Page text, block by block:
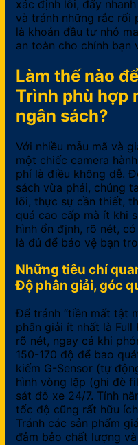
xác định lỗi, đẩy
và tránh những rắc rối
là khoản đầu tư nhỏ
an toàn cho chính bạn
Làm thế nào
Trình phù hợp
ngân sách?
Với nhiều mẫu mã và
một chiếc camera
phí là điều không dễ.
sách vừa phải, chúng
lõi, thực sự cần thiết,
quá cao cấp mà ít khi
hình ổn định, rõ nét,
là đủ để bảo vệ bạn
Những tiêu chí
Độ phân giải, góc
Để tránh “tiền mất tật
phân giải ít nhất là Full
rõ nét, ngay cả khi
150-170 độ để bao
kiếm G-Sensor (tự
hình vòng lặp (ghi đè
sát đỗ xe 24/7. Tính
tốc độ cũng rất hữu
Tránh các sản phẩm
đảm bảo chất lượng